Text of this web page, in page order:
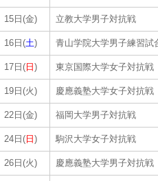
15日(金) 立教大学男子対抗戦
16日(土) 青山学院大学男子練習試
17日(日 ) 東京国際大学女子対抗戦
19日(火) 慶應義塾大学女子対抗戦
22日(金) 福岡大学男子対抗戦
24日(日 ) 駒沢大学女子対抗戦
26日(火) 慶應義塾大学男子対抗戦